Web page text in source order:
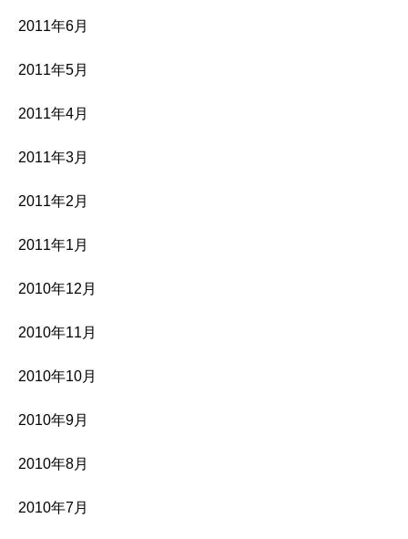
2011年6月
2011年5月
2011年4月
2011年3月
2011年2月
2011年1月
2010年12月
2010年11月
2010年10月
2010年9月
2010年8月
2010年7月